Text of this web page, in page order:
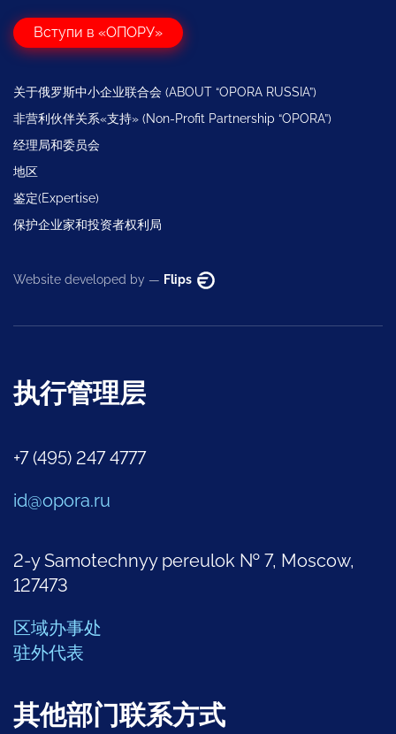
Вступи в «ОПОРУ»
关于俄罗斯中小企业联合会 (ABOUT “OPORA RUSSIA”)
非营利伙伴关系«支持» (Non-Profit Partnership “OPORA”)
经理局和委员会
地区
鉴定(Expertise)
保护企业家和投资者权利局
Website developed by — Flips
执行管理层
+7 (495) 247 4777
id@opora.ru
2-y Samotechnyy pereulok № 7, Moscow,
127473
区域办事处
驻外代表
其他部门联系方式